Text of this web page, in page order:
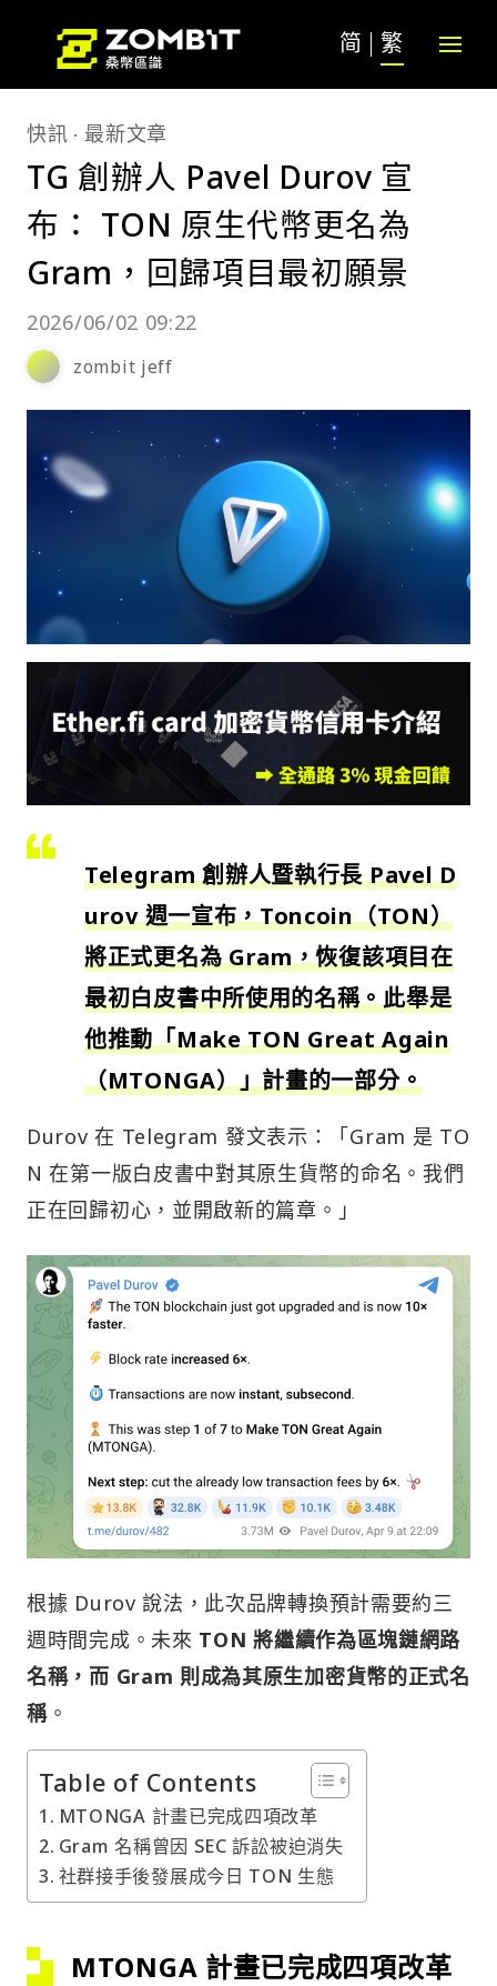
简 繁
快訊 最新文章
TG 創辦人 Pavel Durov 宣
布： TON 原生代幣更名為
Gram，回歸項目最初願景
2026/06/02 09:22
zombit jeff
Telegram 創辦人暨執行長 Pavel D
urov 週一宣布，Toncoin（TON）
將正式更名為Gram，恢復該項目在
最初白皮書中所使用的名稱。此舉是
他推動「Make TON Great Again
（MTONGA）」計畫的一部分。
Durov 在 Telegram 發文表示：「Gram 是 TO
N 在第一版白皮書中對其原生貨幣的命名。我們
正在回歸初心，並開啟新的篇章。」
根據 Durov 說法，此次品牌轉換預計需要約三
週時間完成。未來 TON 將繼續作為區塊鏈網路
名稱，而 Gram 則成為其原生加密貨幣的正式名
稱。
Table of Contents
MTONGA 計畫已完成四項改革
Gram 名稱曾因 SEC 訴訟被迫消失
社群接手後發展成今日 TON 生態
MTONGA 計畫已完成四項改革